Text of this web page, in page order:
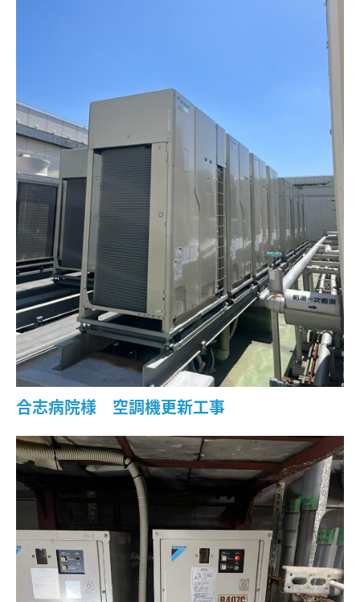
合志病院様 空調機更新工事